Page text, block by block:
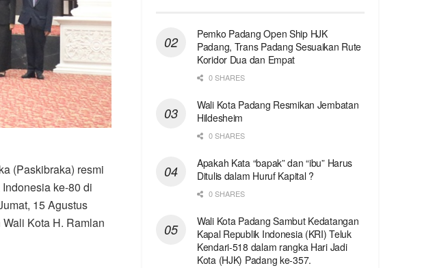
(Paskibraka) resmi
ke-80 di
15 Agustus
Kota H. Ramlan
Pemko Padang Open Ship HJK
Padang, Trans Padang Sesuaikan Rute
Koridor Dua dan Empat
0 SHARES
Wali Kota Padang Resmikan Jembatan
Hildesheim
0 SHARES
Apakah Kata “bapak” dan “ibu” Harus
Ditulis dalam Huruf Kapital ?
0 SHARES
Wali Kota Padang Sambut Kedatangan
Kapal Republik Indonesia (KRI) Teluk
Kendari-518 dalam rangka Hari Jadi
Kota (HJK) Padang ke-357.